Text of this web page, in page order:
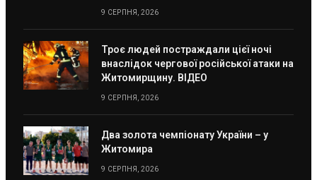
9 СЕРПНЯ, 2026
Троє людей постраждали цієї ночі
внаслідок чергової російської атаки на
Житомирщину. ВІДЕО
9 СЕРПНЯ, 2026
Два золота чемпіонату України – у
Житомира
9 СЕРПНЯ, 2026